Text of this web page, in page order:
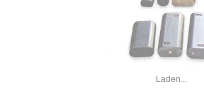
Laden...